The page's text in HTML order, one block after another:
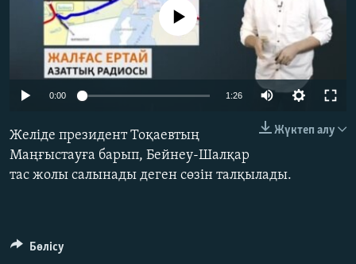
Русский
ЖАЗЫЛЫҢЫЗ
Басқа тілдерде
No media source currently available
0:00 1:26
Жүктеп алу
Желіде президент Тоқаевтың
Маңғыстауға барып, Бейнеу-Шалқар
тас жолы салынады деген сөзін талқылады.
Бөлісу